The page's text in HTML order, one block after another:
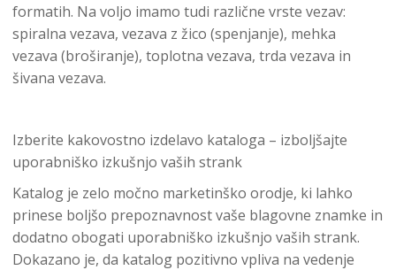
formatih. Na voljo imamo tudi različne vrste vezav:
spiralna vezava, vezava z žico (spenjanje), mehka
vezava (broširanje), toplotna vezava, trda vezava in
šivana vezava.
Izberite kakovostno izdelavo kataloga – izboljšajte
uporabniško izkušnjo vaših strank
Katalog je zelo močno marketinško orodje, ki lahko
prinese boljšo prepoznavnost vaše blagovne znamke in
dodatno obogati uporabniško izkušnjo vaših strank.
Dokazano je, da katalog pozitivno vpliva na vedenje